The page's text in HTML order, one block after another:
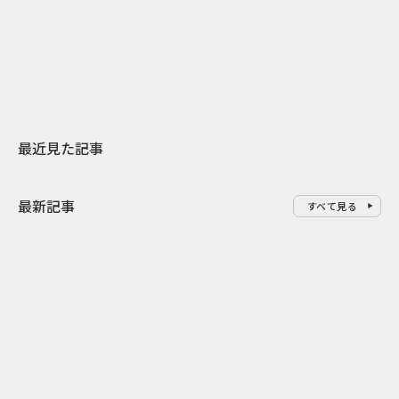
最近見た記事
最新記事 すべて見る